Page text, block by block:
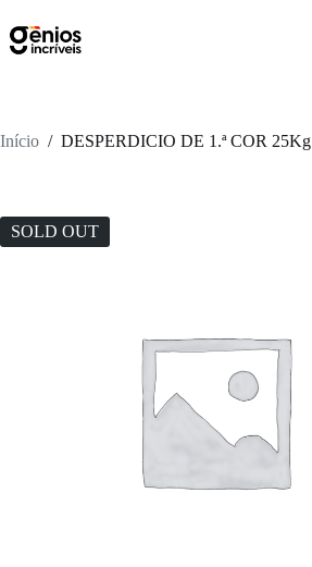
Início / DESPERDICIO DE 1.ª COR 25Kg
SOLD OUT